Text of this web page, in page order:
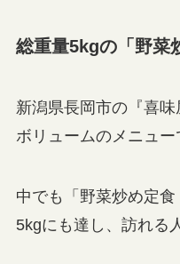
総重量5kgの「野菜
新潟県長岡市の『喜
ボリュームのメニュー
中でも「野菜炒め定
5kgにも達し、訪れる